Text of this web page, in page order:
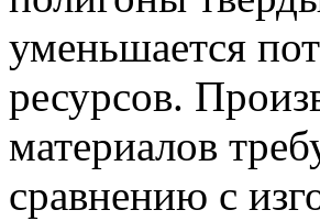
уменьшается
ресурсов.
материалов
сравнению с